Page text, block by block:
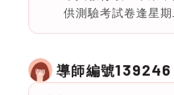
供測驗考試卷逢星
導師編號139246